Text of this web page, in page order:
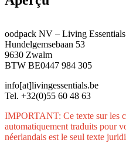
oodpack NV – Living Essentials
Hundelgemsebaan 53
9630 Zwalm
BTW BE0447 984 305
info[at]livingessentials.be
Tel. +32(0)55 60 48 63
IMPORTANT: Ce texte sur les
automatiquement traduits pour
néerlandais est le seul texte